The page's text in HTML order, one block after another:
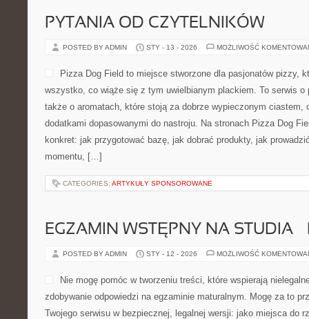
PYTANIA OD CZYTELNIKÓW
POSTED BY ADMIN STY - 13 - 2026 MOŻLIWOŚĆ
Pizza Dog Field to miejsce stworzone dla pasjonatów pizzy,
wszystko, co wiąże się z tym uwielbianym plackiem. To serwis
także o aromatach, które stoją za dobrze wypieczonym ciastem,
dodatkami dopasowanymi do nastroju. Na stronach Pizza Dog
konkret: jak przygotować bazę, jak dobrać produkty, jak
momentu, […]
CATEGORIES: ARTYKUŁY SPONSOROWANE
EGZAMIN WSTĘPNY NA STUDIA
POSTED BY ADMIN STY - 12 - 2026 MOŻLIWOŚĆ
Nie mogę pomóc w tworzeniu treści, które wspierają
zdobywanie odpowiedzi na egzaminie maturalnym. Mogę za to
Twojego serwisu w bezpiecznej, legalnej wersji: jako miejsca do